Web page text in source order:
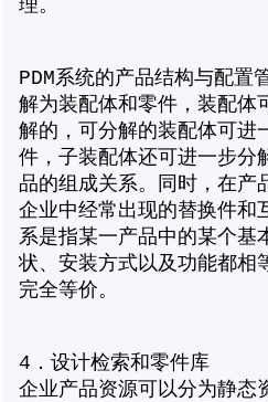
理。
PDM系统的产品结构与配置
解为装配体和零件，装配体
解的，可分解的装配体可进
件，子装配体还可进一步分
品的组成关系。同时，在产
企业中经常出现的替换件和
系是指某一产品中的某个基
状、安装方式以及功能都相
完全等价。
4．设计检索和零件库
企业产品资源可以分为静态